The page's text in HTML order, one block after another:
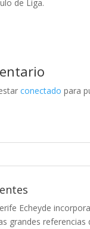
de Liga.
conectado para
Echeyde
grandes referencias